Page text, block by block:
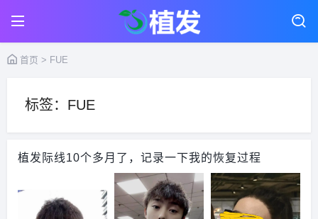
首页 > FUE
标签：FUE
植发际线10个多月了，记录一下我的恢复过程